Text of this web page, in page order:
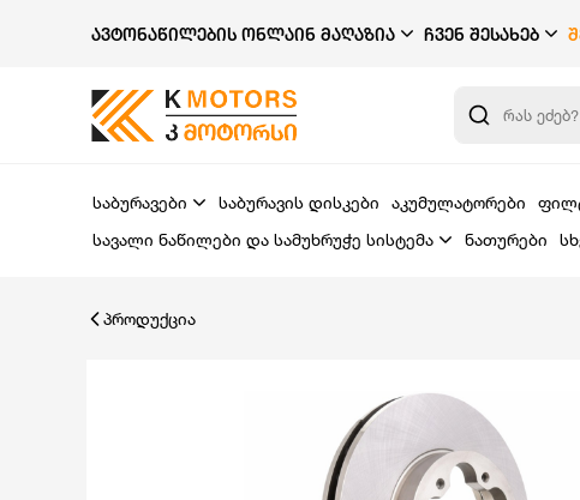
ᲐᲕᲢᲝᲜᲐᲬᲘᲚᲔᲑᲘᲡ ᲝᲜᲚᲐᲘᲜ ᲛᲐᲦᲐᲖᲘᲐ ᲩᲕᲔᲜ ᲨᲔᲡᲐᲮᲔᲑ
საბურავები საბურავის დისკები აკუმულატორები
სავალი ნაწილები და სამუხრუჭე სისტემა
ნათურები
პროდუქცია